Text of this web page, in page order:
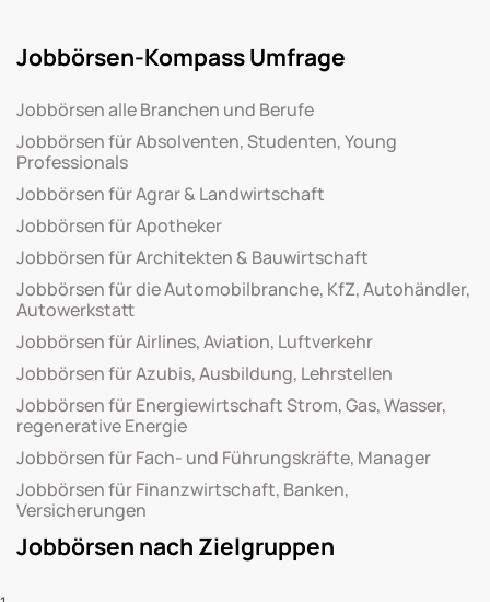
Jobbörsen-Kompass Umfrage
Jobbörsen alle Branchen und Berufe
Jobbörsen für Absolventen, Studenten, Young
Professionals
Jobbörsen für Agrar & Landwirtschaft
Jobbörsen für Apotheker
Jobbörsen für Architekten & Bauwirtschaft
Jobbörsen für die Automobilbranche, KfZ, Autohändler,
Autowerkstatt
Jobbörsen für Airlines, Aviation, Luftverkehr
Jobbörsen für Azubis, Ausbildung, Lehrstellen
Jobbörsen für Energiewirtschaft Strom, Gas, Wasser,
regenerative Energie
Jobbörsen für Fach- und Führungskräfte, Manager
Jobbörsen für Finanzwirtschaft, Banken,
Versicherungen
Jobbörsen nach Zielgruppen